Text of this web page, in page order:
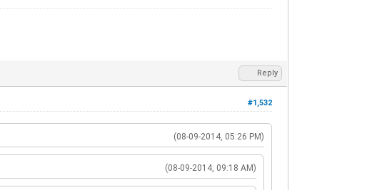
Reply
#1,532
(08-09-2014, 05:26 PM)
(08-09-2014, 09:18 AM)